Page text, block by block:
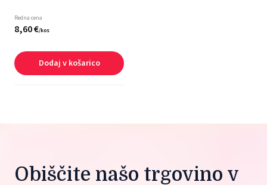
Redna cena
8,60€/kos
Dodaj v košarico
Obiščite našo trgovino v